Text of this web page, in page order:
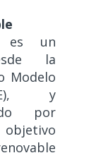
es un
la
Modelo
y
por
objetivo